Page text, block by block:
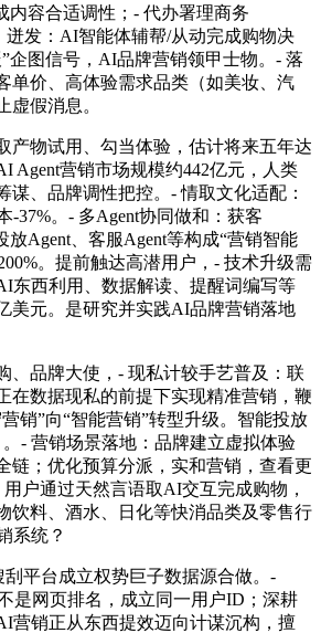
内容合适调性；- 代办署理商务
迸发：AI智能体辅帮/从动完成购物决
企图信号，AI品牌营销领甲士物。- 落
单价、高体验需求品类（如美妆、汽
虚假消息。
物试用、勾当体验，估计将来五年达
Agent营销市场规模约442亿元，人类
谋、品牌调性把控。- 情取文化适配：
-37%。- 多Agent协同做和：获客
放Agent、客服Agent等构成“营销智能
。提前触达高潜用户，- 技术升级需
东西利用、数据解读、提醒词编写等
美元。是研究并实践AI品牌营销落地
品牌大使，- 现私计较手艺普及：联
在数据现私的前提下实现精准营销，鞭
销”向“智能营销”转型升级。智能投放
- 营销场景落地：品牌建立虚拟体验
链；优化预算分派，实和营销，查看更
户通过天然言语取AI交互完成购物，
饮料、酒水、日化等快消品类及零售行
系统？
平台成立权势巨子数据源合做。-
是网页排名，成立同一用户ID；深耕
营销正从东西提效迈向计谋沉构，擅